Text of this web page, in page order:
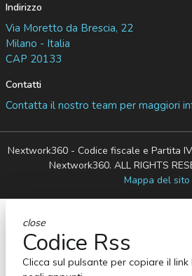
Indirizzo
Via Moretto da Brescia, 22
Milano - Italia
CAP 20133
Contatti
Contatta il nostro team per maggiori
Nextwork360 - Codice fiscale e Partita
Nextwork360. ALL RIGHTS
Mappa del sito
close
Codice Rss
Clicca sul pulsante per copiare il link